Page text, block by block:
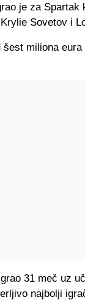
je za Spartak
Sovetov i
miliona
31 meč uz
najbolji